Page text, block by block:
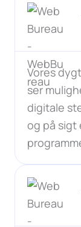
Vores
ser
digitale
og på